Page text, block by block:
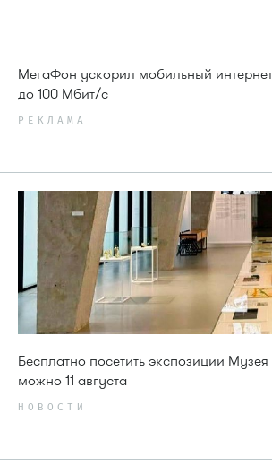
МегаФон ускорил мобильный
до 100 Мбит/с
РЕКЛАМА
Бесплатно посетить экспозиции
можно 11 августа
НОВОСТИ